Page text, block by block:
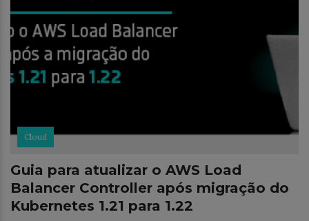
Cloud
Guia para atualizar o AWS Load
Balancer Controller após migração do
Kubernetes 1.21 para 1.22